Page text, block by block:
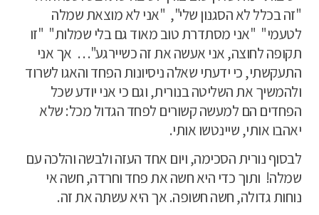
"זה בכלל לא הסגנון שלי", "אני לא מוצאת שמלה
לטעמי" "אני מסתדרת טוב מאוד גם בלי שמלות" "זו
תקופה לחוצה, אני אעשה את זה כשיירגע"… אך אני
התעקשתי, כי ידעתי שאלה ניסיונות הפחד והאגו לשרוד
ולהמשיך את השליטה בנורית, וגם כי אני יודע שכל
הפחדים הם למעשה קשורים לפחד הגדול מכל: שלא
יאהבו אותי, שיינטשו אותי.
לבסוף נורית הסכימה, ויום אחד העזה ולבשה והלכה עם
שמלה! ותוך כדי היא חשה את פחד וחרדה, חשה אי
נוחות גדולה, חשה חשופה. אך היא עשתה את זה.